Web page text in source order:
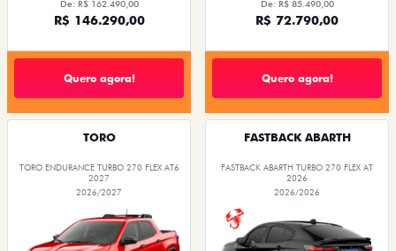
De: R$ 162.490,00
R$ 146.290,00
Quero agora!
De: R$ 85.490,00
R$ 72.790,00
Quero agora!
TORO
TORO ENDURANCE TURBO 270 FLEX AT6
2027
2026/2027
FASTBACK ABARTH
FASTBACK ABARTH TURBO 270 FLEX AT
2026
2026/2026